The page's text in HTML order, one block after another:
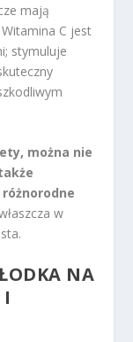
mają
C jest
stymuluje
można nie
w
NA